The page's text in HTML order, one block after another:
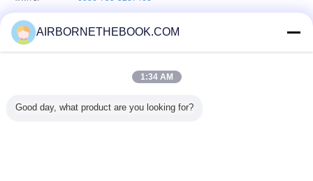
รายชื่อผู้ติดต่อ
:
Mr. Deng (China Flashlight Technologies Ltd.)
hanmeimei@maoyt.com
AIRBORNETHEBOOK.COM
1:34 AM
Good day, what product are you looking for?